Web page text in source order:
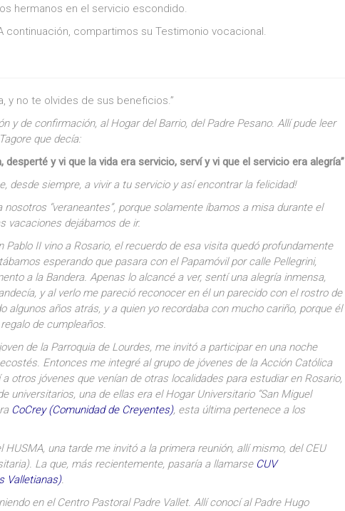
hermanos en el servicio escondido.
continuación, compartimos su Testimonio vocacional.
y no te olvides de sus beneficios.”
y de confirmación, al Hogar del Barrio, del Padre Pesano. Allí pude leer
que decía:
desperté y vi que la vida era servicio, serví y vi que el servicio era alegría”
desde siempre, a vivir a tu servicio y así encontrar la felicidad!
nosotros “veraneantes”, porque solamente íbamos a misa durante el
vacaciones dejábamos de ir.
Pablo II vino a Rosario, el recuerdo de esa visita quedó profundamente
esperando que pasara con el Papamóvil por calle Pellegrini,
a la Bandera. Apenas lo alcancé a ver, sentí una alegría inmensa,
y al verlo me pareció reconocer en él un parecido con el rostro de
algunos años atrás, y a quien yo recordaba con mucho cariño, porque él
de cumpleaños.
de la Parroquia de Lourdes, me invitó a participar en una noche
Entonces me integré al grupo de jóvenes de la Acción Católica
otros jóvenes que venían de otras localidades para estudiar en Rosario,
universitarios, una de ellas era el Hogar Universitario “San Miguel
CoCrey (Comunidad de Creyentes), esta última pertenece a los
HUSMA, una tarde me invitó a la primera reunión, allí mismo, del CEU
La que, más recientemente, pasaría a llamarse CUV
Valletianas).
en el Centro Pastoral Padre Vallet. Allí conocí al Padre Hugo